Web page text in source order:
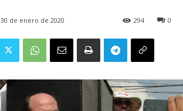
30 de enero de 2020 0
294